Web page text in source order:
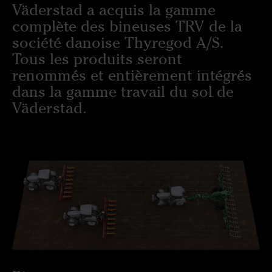
Väderstad a acquis la gamme
complète des bineuses TRV de la
société danoise Thyregod A/S.
Tous les produits seront
renommés et entièrement intégrés
dans la gamme travail du sol de
Väderstad.